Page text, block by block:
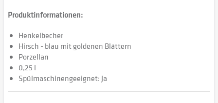
Produktinformationen:
Henkelbecher
Hirsch - blau mit goldenen Blättern
Porzellan
0,25 l
Spülmaschinengeeignet: Ja